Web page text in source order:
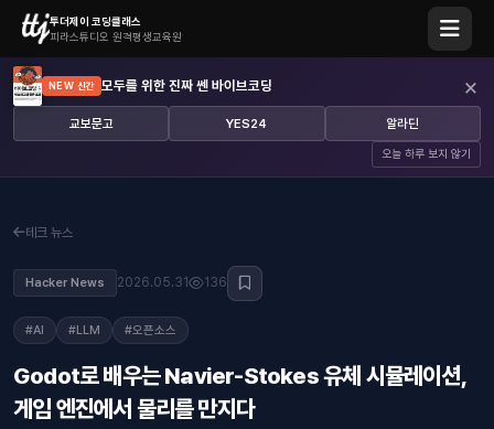
투더제이 코딩클래스
피라스튜디오 원격평생교육원
NEW 신간 모두를 위한 진짜 쎈 바이브코딩
교보문고 YES24 알라딘
오늘 하루 보지 않기
×
테크 뉴스
Hacker News 2026.05.31 136
#AI #LLM #오픈소스
Godot로 배우는 Navier-Stokes 유체 시뮬레이션,
게임 엔진에서 물리를 만지다